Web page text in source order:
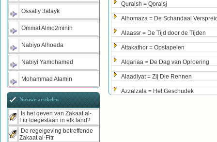
Quraish = Qoraisj
Alhomaza = De Schandaal
Alaassr = De Tijd door de Tijden
Attakathor = Opstapelen
Alqariaa = De Dag van Oproering
Alaadiyat = Zij Die Rennen
Azzalzala = Het Geschudek
Ossally 3alayk
Ommat Almo2minin
Nabiyo Alhoeda
Nabiyi Yamohamed
Mohammad Alamin
Nieuwe artikelen
Is het geven van Zakaat al-
Fitr toegestaan in elk land?
De regelgeving betreffende
Zakaat al-Fitr